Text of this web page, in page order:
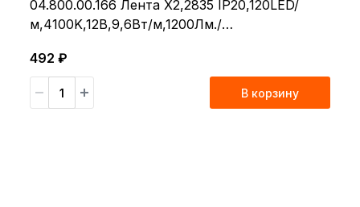
04.800.00.166 Лента X2,2835 IP20,120LED/
м,4100K,12В,9,6Вт/м,1200Лм./
492 ₽
В корзину